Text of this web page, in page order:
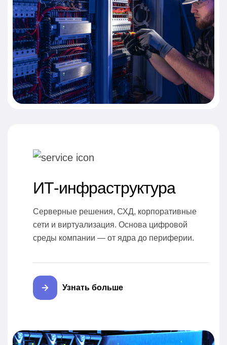
ИТ-инфраструктура
Серверные решения, СХД, корпоративные
сети и виртуализация. Основа цифровой
среды компании — от ядра до периферии.
Узнать больше